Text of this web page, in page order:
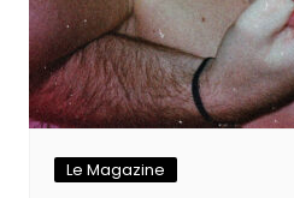
Le Magazine